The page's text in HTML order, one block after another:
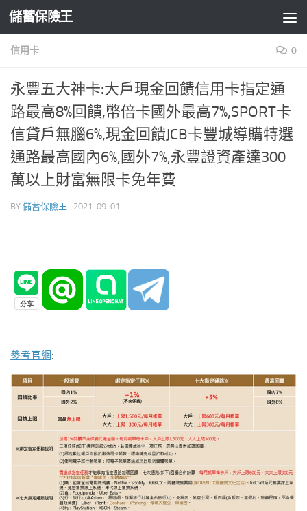
Skip to content
儲蓄保險王
信用卡 0
永豐五大神卡:大戶現金回饋信用卡指定通
路最高8%回饋,幣倍卡國外最高7%,SPORT卡
信貸戶無腦6%,現金回饋JCB卡豐城導購特選
通路最高國內6%,國外7%,永豐證資產達300
萬以上財富無限卡免年費
BY 儲蓄保險王 · 2021-09-01
參考官網: